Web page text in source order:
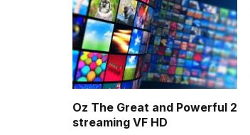
Oz The Great and Powerful 2
streaming VF HD